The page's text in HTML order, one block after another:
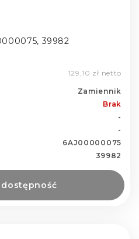
39982
129,10 zł netto
Zamiennik
Brak
-
-
6AJ00000075
39982
dostępność